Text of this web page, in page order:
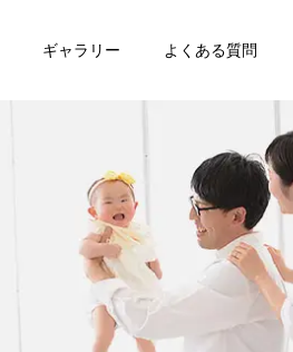
入園・入学・
卒業
終活フォト
ギャラリー よくある質問